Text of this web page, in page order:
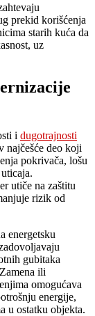
prekid korišćenja
starih kuća da
uz
i dugotrajnosti
najčešće deo koji
pokrivača, lošu
utiče na zaštitu
rizik od
energetsku
gubitaka
ili
omogućava
energije,
u ostatku objekta.